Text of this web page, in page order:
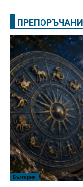
ПРЕПОРЪЧАНИ
България